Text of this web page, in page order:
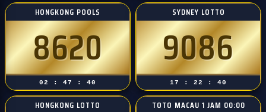
HONGKONG POOLS
8620
02 : 47 : 39
SYDNEY LOTTO
9086
17 : 22 : 39
HONGKONG LOTTO TOTO MACAU 1 JAM 00:00